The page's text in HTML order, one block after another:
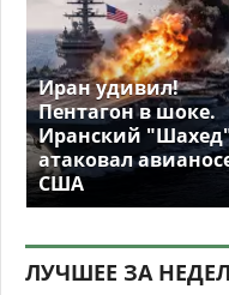
Иран удивил!
Пентагон в шоке.
Иранский
атаковал
США
ЛУЧШЕЕ ЗА